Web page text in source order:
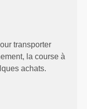
transporter
la course à
achats.